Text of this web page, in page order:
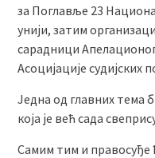
за Поглавље 23
унији, затим
сарадници
Асоцијације судијских
Једна од главних тема
која је већ сада
Самим тим и правосуђе